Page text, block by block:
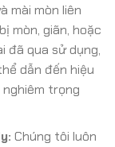
mài mòn liên
mòn, giãn, hoặc
đã qua sử dụng,
dẫn đến hiệu
trọng
Chúng tôi luôn